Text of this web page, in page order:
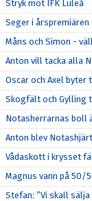
Stryk mot IFK Luleå
Seger i årspremiären
Måns och Simon -
Anton vill tacka alla
Oscar och Axel byter
Skogfält och Gylling
Notasherrarnas boll
Anton blev
Vådaskott i krysset
Magnus vann på
Stefan: ”Vi skall